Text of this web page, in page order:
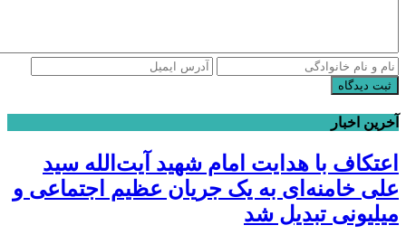
ثبت دیدگاه
آخرین اخبار
اعتکاف با هدایت امام شهید آیت‌الله سید
علی خامنه‌ای به یک جریان عظیم اجتماعی و
میلیونی تبدیل شد